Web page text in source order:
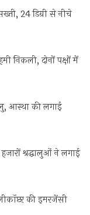
24 डिग्री से नीचे
निकली, दोनों पक्षों में
आस्था की लगाई
श्रद्धालुओं ने लगाई
की इमरजेंसी